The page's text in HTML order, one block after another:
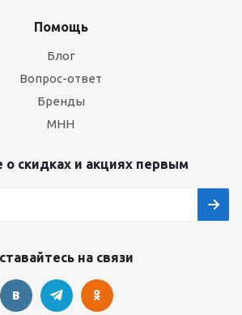
Помощь
Блог
Вопрос-ответ
Бренды
МНН
о скидках и акциях первым
на связи